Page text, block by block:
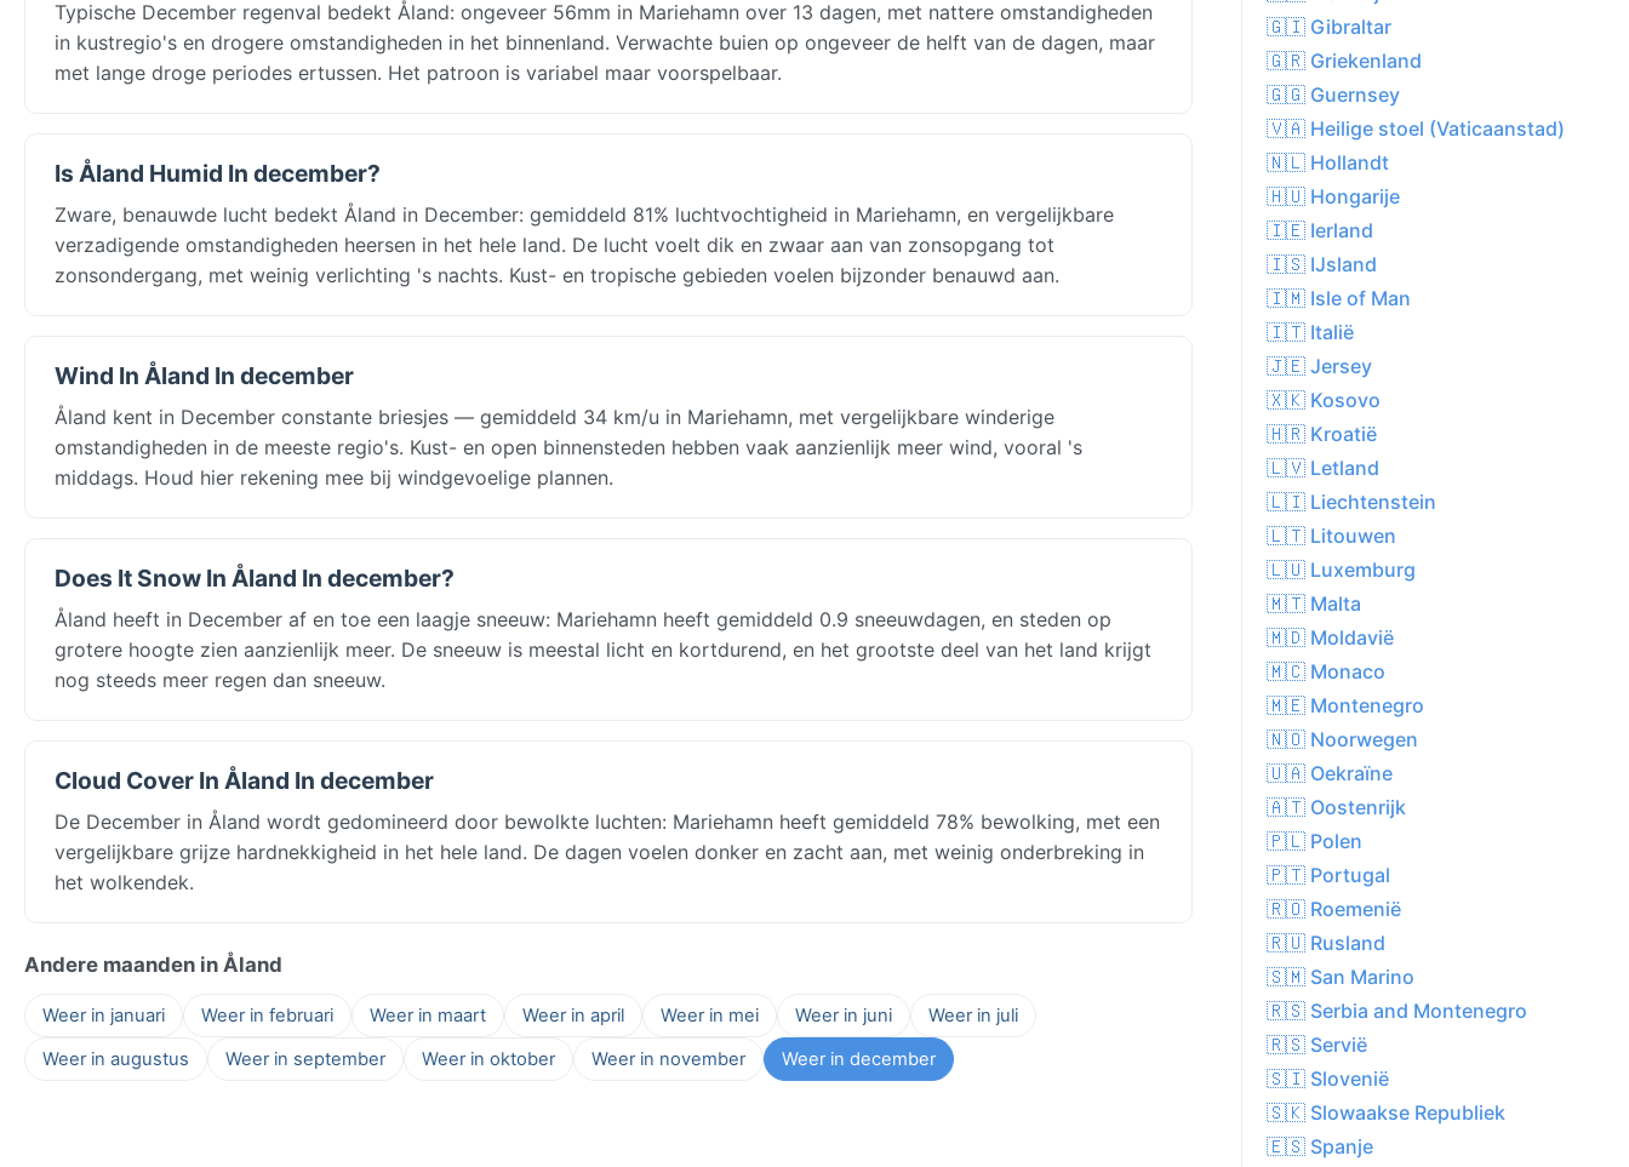
Typische December regenval bedekt Åland: ongeveer 56mm in Mariehamn over 13 dagen, met nattere omstandigheden
in kustregio's en drogere omstandigheden in het binnenland. Verwachte buien op ongeveer de helft van de dagen, maar
met lange droge periodes ertussen. Het patroon is variabel maar voorspelbaar.
Is Åland Humid In december?
Zware, benauwde lucht bedekt Åland in December: gemiddeld 81% luchtvochtigheid in Mariehamn, en vergelijkbare
verzadigende omstandigheden heersen in het hele land. De lucht voelt dik en zwaar aan van zonsopgang tot
zonsondergang, met weinig verlichting 's nachts. Kust- en tropische gebieden voelen bijzonder benauwd aan.
Wind In Åland In december
Åland kent in December constante briesjes — gemiddeld 34 km/u in Mariehamn, met vergelijkbare winderige
omstandigheden in de meeste regio's. Kust- en open binnensteden hebben vaak aanzienlijk meer wind, vooral 's
middags. Houd hier rekening mee bij windgevoelige plannen.
Does It Snow In Åland In december?
Åland heeft in December af en toe een laagje sneeuw: Mariehamn heeft gemiddeld 0.9 sneeuwdagen, en steden op
grotere hoogte zien aanzienlijk meer. De sneeuw is meestal licht en kortdurend, en het grootste deel van het land krijgt
nog steeds meer regen dan sneeuw.
Cloud Cover In Åland In december
De December in Åland wordt gedomineerd door bewolkte luchten: Mariehamn heeft gemiddeld 78% bewolking, met een
vergelijkbare grijze hardnekkigheid in het hele land. De dagen voelen donker en zacht aan, met weinig onderbreking in
het wolkendek.
Andere maanden in Åland
Weer in januari Weer in februari Weer in maart Weer in april Weer in mei Weer in juni
Weer in juli
Weer in augustus
Weer in september Weer in oktober Weer in november Weer in december
🇬🇮 Gibraltar
🇬🇷 Griekenland
🇬🇬 Guernsey
🇻🇦 Heilige stoel (Vaticaanstad)
🇳🇱 Hollandt
🇭🇺 Hongarije
🇮🇪 Ierland
🇮🇸 IJsland
🇮🇲 Isle of Man
🇮🇹 Italië
🇯🇪 Jersey
🇽🇰 Kosovo
🇭🇷 Kroatië
🇱🇻 Letland
🇱🇮 Liechtenstein
🇱🇹 Litouwen
🇱🇺 Luxemburg
🇲🇹 Malta
🇲🇩 Moldavië
🇲🇨 Monaco
🇲🇪 Montenegro
🇳🇴 Noorwegen
🇺🇦 Oekraïne
🇦🇹 Oostenrijk
🇵🇱 Polen
🇵🇹 Portugal
🇷🇴 Roemenië
🇷🇺 Rusland
🇸🇲 San Marino
🇷🇸 Serbia and Montenegro
🇷🇸 Servië
🇸🇮 Slovenië
🇸🇰 Slowaakse Republiek
🇪🇸 Spanje